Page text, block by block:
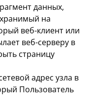
данных,
на
веб-клиент или
веб-серверу в
страницу
адрес узла в
Пользователь